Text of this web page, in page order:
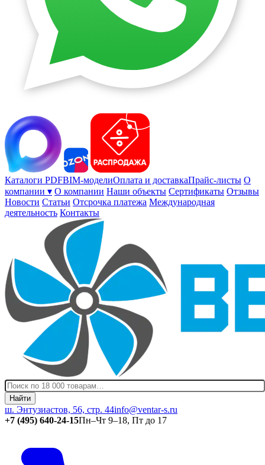
Каталоги PDFBIM-моделиОплата и доставкаПрайс-листы О
компании ▾ О компании Наши объекты Сертификаты Отзывы
Новости Статьи Отсрочка платежа Международная
деятельность Контакты
Найти
ш. Энтузиастов, 56, стр. 44info@ventar-s.ru
+7 (495) 640-24-15Пн–Чт 9–18, Пт до 17